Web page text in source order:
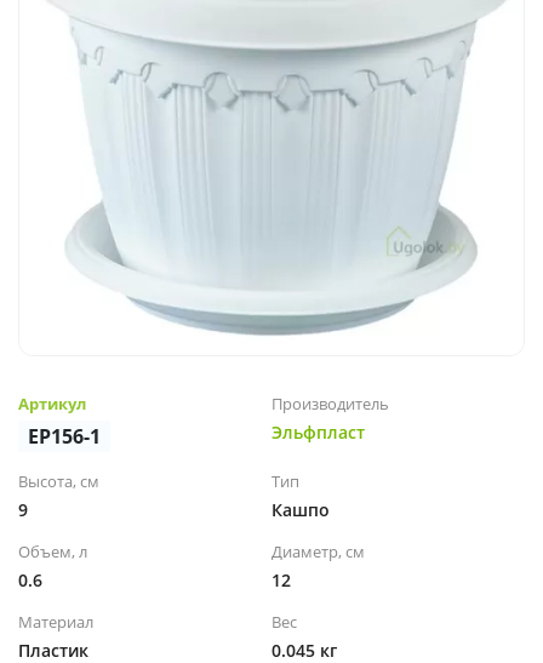
Артикул
EP156-1
Производитель
Эльфпласт
Высота, см
9
Тип
Кашпо
Объем, л
0.6
Диаметр, см
12
Материал
Пластик
Вес
0.045 кг